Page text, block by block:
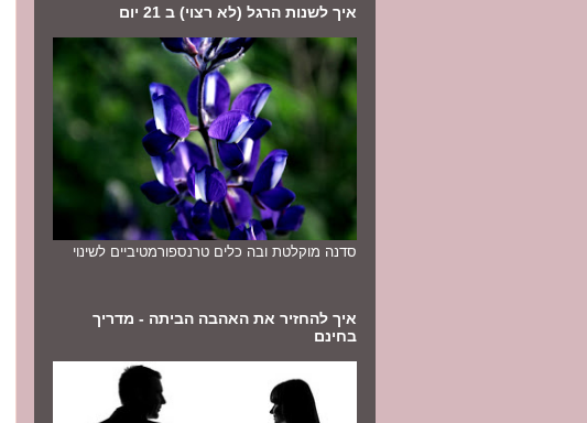
איך לשנות הרגל (לא רצוי) ב 21 יום
סדנה מוקלטת ובה כלים טרנספורמטיביים לשינוי
איך להחזיר את האהבה הביתה - מדריך
בחינם